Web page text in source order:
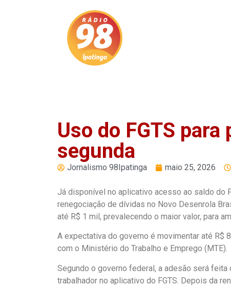
Uso do FGTS
segunda
Jornalismo 98Ipatinga maio 25, 2026
Já disponível no aplicativo acesso ao saldo do
renegociação de dívidas no Novo Desenrola
até R$ 1 mil, prevalecendo o maior valor, para
A expectativa do governo é movimentar até R$
com o Ministério do Trabalho e Emprego (MTE).
Segundo o governo federal, a adesão será
trabalhador no aplicativo do FGTS. Depois da